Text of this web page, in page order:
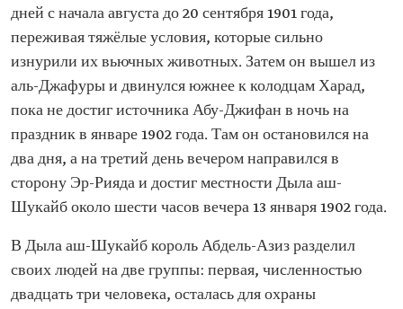
дней с начала августа до 20 сентября 1901 года,
переживая тяжёлые условия, которые сильно
изнурили их вьючных животных. Затем он вышел из
аль-Джафуры и двинулся южнее к колодцам Харад,
пока не достиг источника Абу-Джифан в ночь на
праздник в январе 1902 года. Там он остановился на
два дня, а на третий день вечером направился в
сторону Эр-Рияда и достиг местности Дыла аш-
Шукайб около шести часов вечера 13 января 1902 года.
В Дыла аш-Шукайб король Абдель-Азиз разделил
своих людей на две группы: первая, численностью
двадцать три человека, осталась для охраны